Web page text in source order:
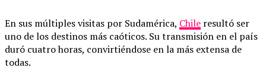
En sus múltiples visitas por Sudamérica, Chile resultó ser
uno de los destinos más caóticos. Su transmisión en el país
duró cuatro horas, convirtiéndose en la más extensa de
todas.